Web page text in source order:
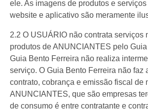
ele. As imagens de produtos e
website e aplicativo são meramente
2.2 O USUÁRIO não contrata serviços
produtos de ANUNCIANTES pelo
Guia Bento Ferreira não realiza
serviço. O Guia Bento Ferreira não faz
contrato, cobrança e emissão fiscal de
ANUNCIANTES, que são empresas
de consumo é entre contratante e